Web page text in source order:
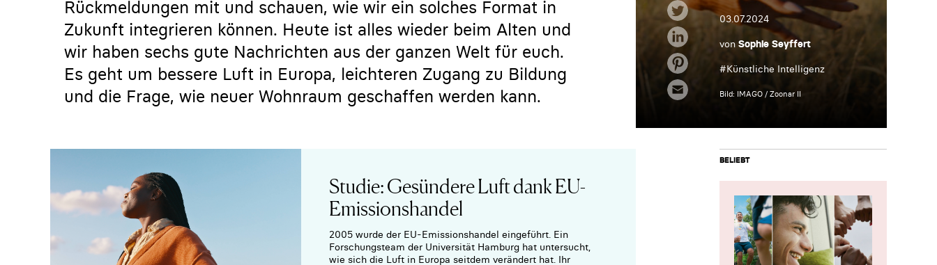
Rückmeldungen mit und schauen, wie wir ein solches Format in
Zukunft integrieren können. Heute ist alles wieder beim Alten und
wir haben sechs gute Nachrichten aus der ganzen Welt für euch.
Es geht um bessere Luft in Europa, leichteren Zugang zu Bildung
und die Frage, wie neuer Wohnraum geschaffen werden kann.
03.07.2024
von Sophie Seyffert
#Künstliche Intelligenz
Bild: IMAGO / Zoonar II
Studie: Gesündere Luft dank EU-
Emissionshandel
2005 wurde der EU-Emissionshandel eingeführt. Ein
Forschungsteam der Universität Hamburg hat untersucht,
wie sich die Luft in Europa seitdem verändert hat. Ihr
BELIEBT